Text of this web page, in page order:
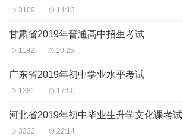
3109 14:13
甘肃省2019年普通高中招生考试
1192 10:25
广东省2019年初中学业水平考试
1381 17:50
河北省2019年初中毕业生升学文化课考试
3332 22:14